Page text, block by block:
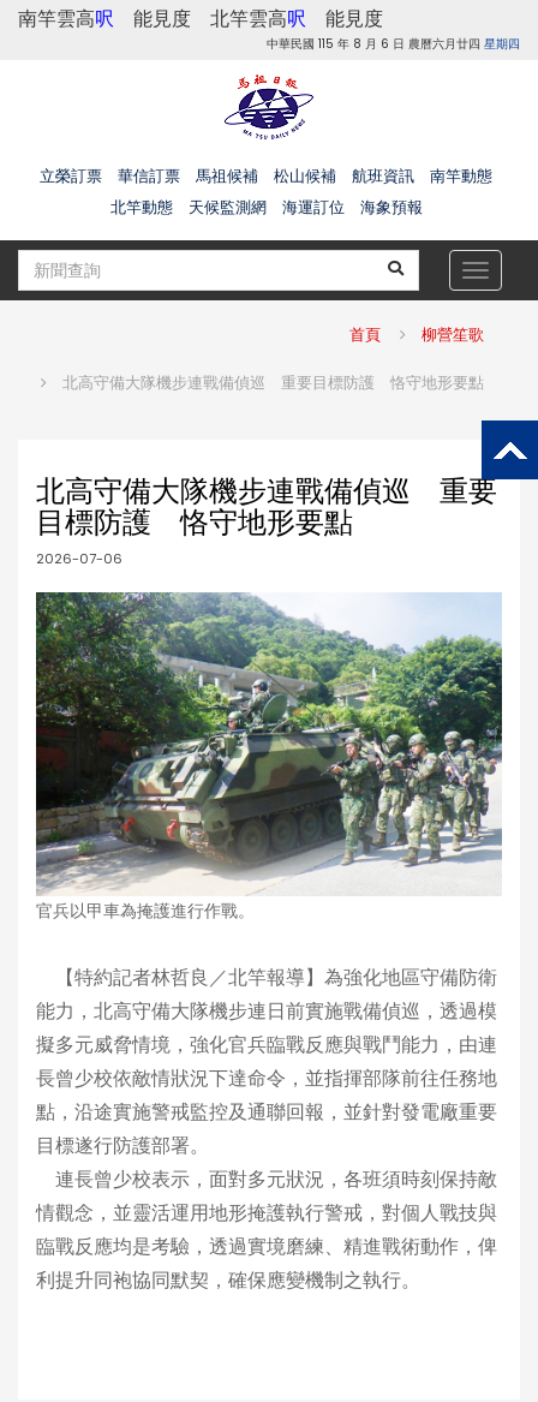
南竿雲高呎 能見度 北竿雲高呎 能見度
中華民國 115 年 8 月 6 日 農曆六月廿四 星期四
立榮訂票 華信訂票 馬祖候補 松山候補 航班資訊
南竿動態
北竿動態
天候監測網 海運訂位 海象預報
Toggle
首頁 柳營笙歌
北高守備大隊機步連戰備偵巡 重要目標防護 恪守地形要點
北高守備大隊機步連戰備偵巡 重要
目標防護 恪守地形要點
2026-07-06
官兵以甲車為掩護進行作戰。
【特約記者林哲良／北竿報導】為強化地區守備防衛
能力，北高守備大隊機步連日前實施戰備偵巡，透過模
擬多元威脅情境，強化官兵臨戰反應與戰鬥能力，由連
長曾少校依敵情狀況下達命令，並指揮部隊前往任務地
點，沿途實施警戒監控及通聯回報，並針對發電廠重要
目標遂行防護部署。
連長曾少校表示，面對多元狀況，各班須時刻保持敵
情觀念，並靈活運用地形掩護執行警戒，對個人戰技與
臨戰反應均是考驗，透過實境磨練、精進戰術動作，俾
利提升同袍協同默契，確保應變機制之執行。